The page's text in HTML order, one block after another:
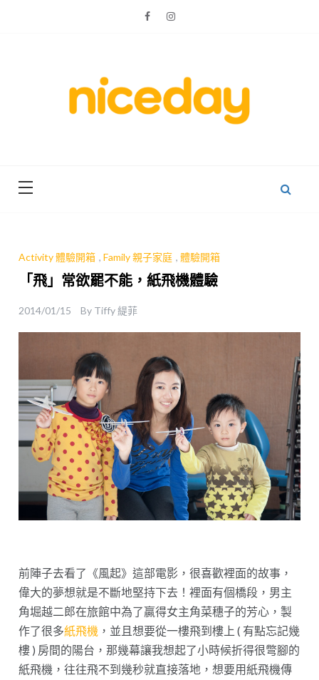
Activity 體驗開箱 ,Family 親子家庭 ,體驗開箱
「飛」常欲罷不能，紙飛機體驗
2014/01/15 By Tiffy 緹菲
前陣子去看了《風起》這部電影，很喜歡裡面的故事，
偉大的夢想就是不斷地堅持下去！裡面有個橋段，男主
角堀越二郎在旅館中為了贏得女主角菜穗子的芳心，製
作了很多紙飛機 ，並且想要從一樓飛到樓上 ( 有點忘記幾
樓 ) 房間的陽台，那幾幕讓我想起了小時候折得很彆腳的
紙飛機，往往飛不到幾秒就直接落地，想要用紙飛機傳